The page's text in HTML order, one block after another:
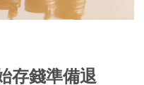
存錢準備退